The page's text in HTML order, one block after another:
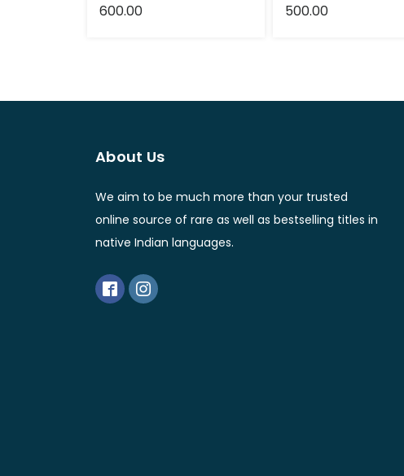
600.00
500.00
About Us
We aim to be much more than your trusted
online source of rare as well as bestselling titles in
native Indian languages.